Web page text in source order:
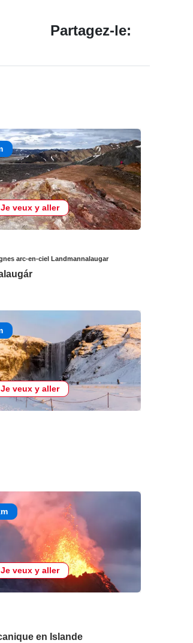
Partagez-le:
Je veux y aller
arc-en-ciel Landmannalaugar
Je veux y aller
Je veux y aller
en Islande